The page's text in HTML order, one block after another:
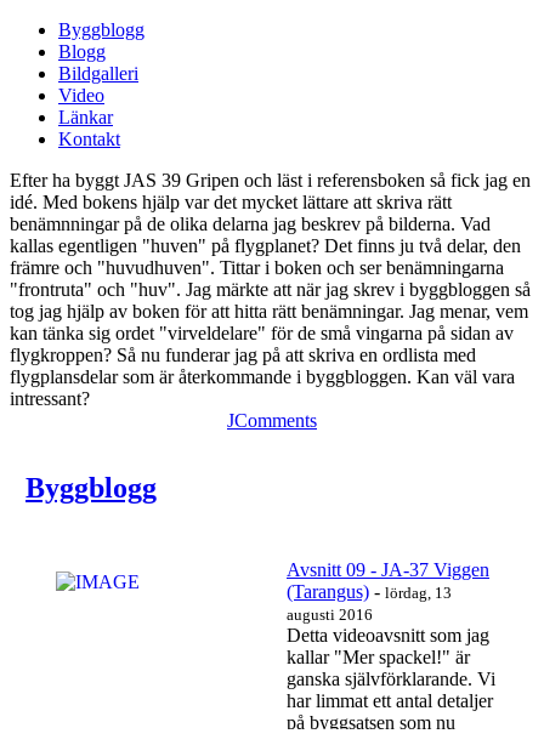
Byggblogg
Blogg
Bildgalleri
Video
Länkar
Kontakt
Efter ha byggt JAS 39 Gripen och läst i referensboken så fick jag en
idé. Med bokens hjälp var det mycket lättare att skriva rätt
benämnningar på de olika delarna jag beskrev på bilderna. Vad
kallas egentligen "huven" på flygplanet? Det finns ju två delar, den
främre och "huvudhuven". Tittar i boken och ser benämningarna
"frontruta" och "huv". Jag märkte att när jag skrev i byggbloggen så
tog jag hjälp av boken för att hitta rätt benämningar. Jag menar, vem
kan tänka sig ordet "virveldelare" för de små vingarna på sidan av
flygkroppen? Så nu funderar jag på att skriva en ordlista med
flygplansdelar som är återkommande i byggbloggen. Kan väl vara
intressant?
JComments
Byggblogg
Avsnitt 09 - JA-37 Viggen
(Tarangus) - lördag, 13
augusti 2016
Detta videoavsnitt som jag
kallar "Mer spackel!" är
ganska självförklarande. Vi
har limmat ett antal detaljer
på byggsatsen som nu